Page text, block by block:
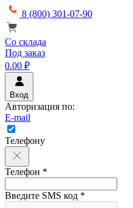
8 (800) 301-07-90
Со склада
Под заказ
0.00 ₽
Вход
Авторизация по:
E-mail
Телефону
Телефон *
Введите SMS код *